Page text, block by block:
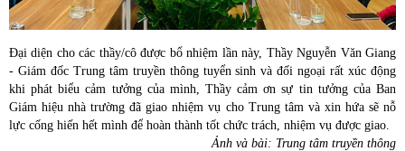
Đại diện cho các thầy/cô được bổ nhiệm lần này, Thầy Nguyễn Văn Giang
- Giám đốc Trung tâm truyền thông tuyển sinh và đối ngoại rất xúc động
khi phát biểu cảm tưởng của mình, Thầy cảm ơn sự tin tưởng của Ban
Giám hiệu nhà trường đã giao nhiệm vụ cho Trung tâm và xin hứa sẽ nỗ
lực cống hiến hết mình để hoàn thành tốt chức trách, nhiệm vụ được giao.
Ảnh và bài: Trung tâm truyền thông